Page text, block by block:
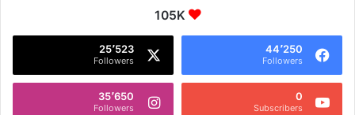
105K
44٬250
Followers
25٬523
Followers
0
Subscribers
35٬650
Followers